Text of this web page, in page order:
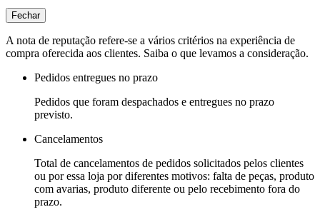
Fechar
A nota de reputação refere-se a vários critérios na experiência de
compra oferecida aos clientes. Saiba o que levamos a consideração.
Pedidos entregues no prazo
Pedidos que foram despachados e entregues no prazo
previsto.
Cancelamentos
Total de cancelamentos de pedidos solicitados pelos clientes
ou por essa loja por diferentes motivos: falta de peças, produto
com avarias, produto diferente ou pelo recebimento fora do
prazo.